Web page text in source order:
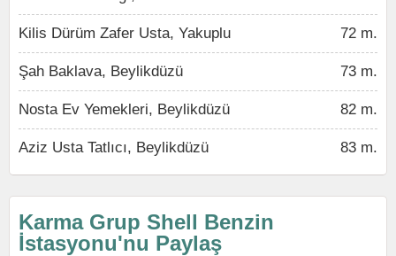
Kilis Dürüm Zafer Usta, Yakuplu 72 m.
Şah Baklava, Beylikdüzü 73 m.
Nosta Ev Yemekleri, Beylikdüzü 82 m.
Aziz Usta Tatlıcı, Beylikdüzü 83 m.
Karma Grup Shell Benzin
İstasyonu'nu Paylaş